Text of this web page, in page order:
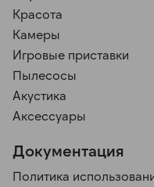
Красота
Камеры
Игровые приставки
Пылесосы
Акустика
Аксессуары
Документация
Политика